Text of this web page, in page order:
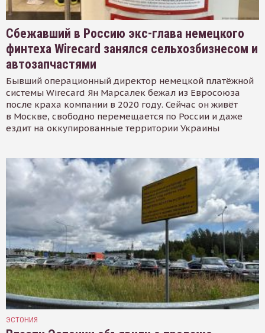
Сбежавший в Россию экс-глава немецкого
финтеха Wirecard занялся сельхозбизнесом и
автозапчастями
Бывший операционный директор немецкой платёжной
системы Wirecard Ян Марсалек бежал из Евросоюза
после краха компании в 2020 году. Сейчас он живёт
в Москве, свободно перемещается по России и даже
ездит на оккупированные территории Украины
ЭСТОНИЯ